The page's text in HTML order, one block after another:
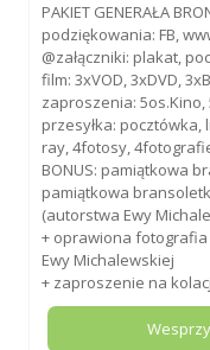
PAKIET GENERAŁA
podziękowania: FB,
@załączniki: plakat,
film: 3xVOD, 3xDVD,
zaproszenia: 5os.Kino,
przesyłka: pocztówka,
ray, 4fotosy,
BONUS: pamiątkowa
pamiątkowa
(autorstwa Ewy
+ oprawiona fotografia
Ewy Michalewskiej
+ zaproszenie na